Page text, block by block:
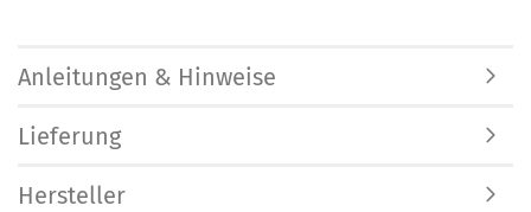
Anleitungen & Hinweise
Lieferung
Hersteller